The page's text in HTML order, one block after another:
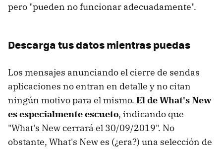
pero "pueden no funcionar adecuadamente".
Descarga tus datos mientras puedas
Los mensajes anunciando el cierre de sendas
aplicaciones no entran en detalle y no citan
ningún motivo para el mismo. El de What's New
es especialmente escueto, indicando que
"What's New cerrará el 30/09/2019". No
obstante, What's New es (¿era?) una selección de